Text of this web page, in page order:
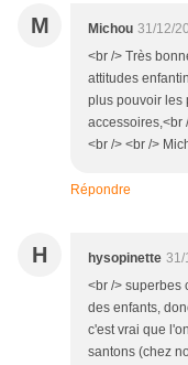
M Michou 31/12/
<br /> Très
attitudes
plus pouvoir les
accessoires,<br
<br /> <br />
Répondre
H hysopinette 31/
<br /> superbes
des enfants,
c'est vrai que
santons (chez